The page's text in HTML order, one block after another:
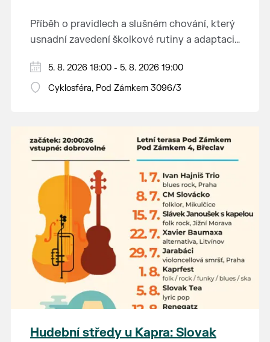
Příběh o pravidlech a slušném chování, který
usnadní zavedení školkové rutiny a adaptaci
Hraje se jen za příznivého počasí.
Vstupné dobrovolné.
5. 8. 2026 18:00 - 5. 8. 2026 19:00
Cyklosféra, Pod Zámkem 3096/3
Hudební středy u Kapra: Slovak